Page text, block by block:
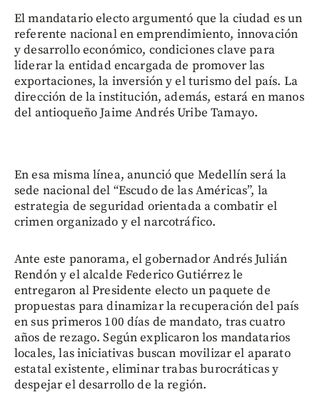
El mandatario electo argumentó que la ciudad es un
referente nacional en emprendimiento, innovación
y desarrollo económico, condiciones clave para
liderar la entidad encargada de promover las
exportaciones, la inversión y el turismo del país. La
dirección de la institución, además, estará en manos
del antioqueño Jaime Andrés Uribe Tamayo.
En esa misma línea, anunció que Medellín será la
sede nacional del “Escudo de las Américas”, la
estrategia de seguridad orientada a combatir el
crimen organizado y el narcotráfico.
Ante este panorama, el gobernador Andrés Julián
Rendón y el alcalde Federico Gutiérrez le
entregaron al Presidente electo un paquete de
propuestas para dinamizar la recuperación del país
en sus primeros 100 días de mandato, tras cuatro
años de rezago. Según explicaron los mandatarios
locales, las iniciativas buscan movilizar el aparato
estatal existente, eliminar trabas burocráticas y
despejar el desarrollo de la región.